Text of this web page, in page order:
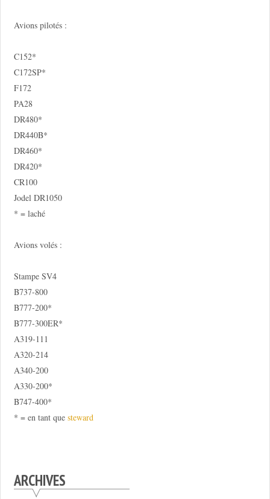
Avions pilotés :
C152*
C172SP*
F172
PA28
DR480*
DR440B*
DR460*
DR420*
CR100
Jodel DR1050
* = laché
Avions volés :
Stampe SV4
B737-800
B777-200*
B777-300ER*
A319-111
A320-214
A340-200
A330-200*
B747-400*
* = en tant que steward
ARCHIVES